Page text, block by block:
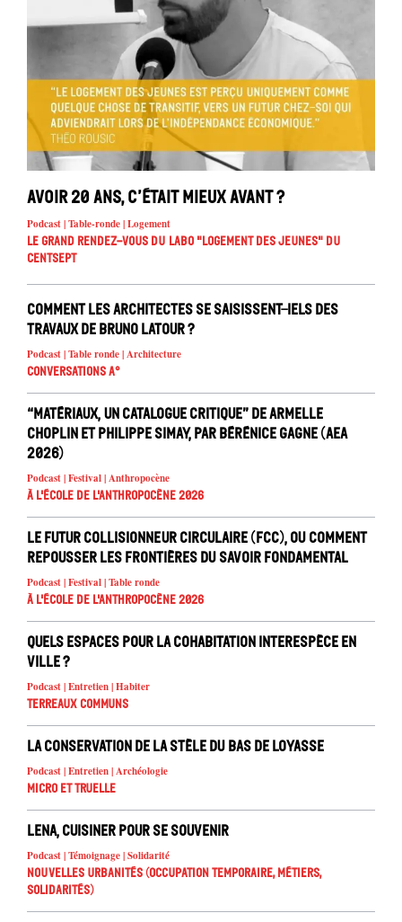
Avoir 20 ans, c’était mieux avant ?
Podcast | Table-ronde | Logement
Le Grand Rendez-vous du Labo "Logement des jeunes" du
Centsept
Comment les architectes se saisissent-iels des
travaux de Bruno Latour ?
Podcast | Table ronde | Architecture
Conversations A°
“Matériaux, un catalogue critique” de Armelle
Choplin et Philippe Simay, par Bérénice Gagne (AEA
2026)
Podcast | Festival | Anthropocène
À l'école de l'Anthropocène 2026
Le Futur Collisionneur Circulaire (FCC), ou comment
repousser les frontières du savoir fondamental
Podcast | Festival | Table ronde
À l'école de l'Anthropocène 2026
Quels espaces pour la cohabitation interespèce en
ville ?
Podcast | Entretien | Habiter
Terreaux Communs
La conservation de la stèle du Bas de Loyasse
Podcast | Entretien | Archéologie
Micro et truelle
Lena, cuisiner pour se souvenir
Podcast | Témoignage | Solidarité
Nouvelles urbanités (occupation temporaire, métiers,
solidarités)